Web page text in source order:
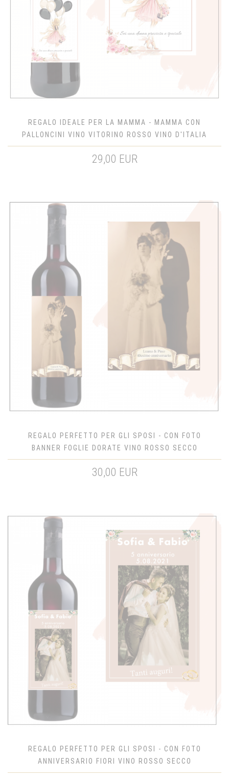
REGALO IDEALE PER LA MAMMA - MAMMA CON
PALLONCINI VINO VITORINO ROSSO VINO D'ITALIA
29,00 EUR
REGALO PERFETTO PER GLI SPOSI - CON FOTO
BANNER FOGLIE DORATE VINO ROSSO SECCO
30,00 EUR
REGALO PERFETTO PER GLI SPOSI - CON FOTO
ANNIVERSARIO FIORI VINO ROSSO SECCO